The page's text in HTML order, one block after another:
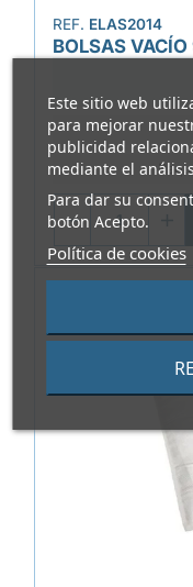
Este sitio web
para mejorar
publicidad
mediante el
Para dar su
botón Acepto.
Política de cookies
REF. ELAS2014
BOLSAS